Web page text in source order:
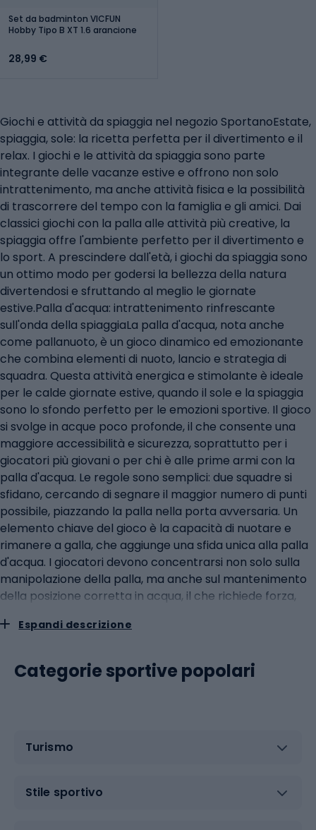
Set da badminton VICFUN
Hobby Tipo B XT 1.6 arancione
28,99 €
Giochi e attività da spiaggia nel negozio SportanoEstate,
spiaggia, sole: la ricetta perfetta per il divertimento e il
relax. I giochi e le attività da spiaggia sono parte
integrante delle vacanze estive e offrono non solo
intrattenimento, ma anche attività fisica e la possibilità
di trascorrere del tempo con la famiglia e gli amici. Dai
classici giochi con la palla alle attività più creative, la
spiaggia offre l'ambiente perfetto per il divertimento e
lo sport. A prescindere dall'età, i giochi da spiaggia sono
un ottimo modo per godersi la bellezza della natura
divertendosi e sfruttando al meglio le giornate
estive.Palla d'acqua: intrattenimento rinfrescante
sull'onda della spiaggiaLa palla d'acqua, nota anche
come pallanuoto, è un gioco dinamico ed emozionante
che combina elementi di nuoto, lancio e strategia di
squadra. Questa attività energica e stimolante è ideale
per le calde giornate estive, quando il sole e la spiaggia
sono lo sfondo perfetto per le emozioni sportive. Il gioco
si svolge in acque poco profonde, il che consente una
maggiore accessibilità e sicurezza, soprattutto per i
giocatori più giovani o per chi è alle prime armi con la
palla d'acqua. Le regole sono semplici: due squadre si
sfidano, cercando di segnare il maggior numero di punti
possibile, piazzando la palla nella porta avversaria. Un
elemento chiave del gioco è la capacità di nuotare e
rimanere a galla, che aggiunge una sfida unica alla palla
d'acqua. I giocatori devono concentrarsi non solo sulla
manipolazione della palla, ma anche sul mantenimento
della posizione corretta in acqua, il che richiede forza,
offre un allenamento intenso per tutto il corpo,
direzione durante il gioco rafforzano i muscoli e
migliorano la resistenza, rendendo la palla d'acqua non
la cooperazione. Il gioco richiede che i giocatori
relazioni tra i partecipanti. Sport da spiaggia: beach
Espandi descrizione
Categorie sportive popolari
Turismo
Stile sportivo